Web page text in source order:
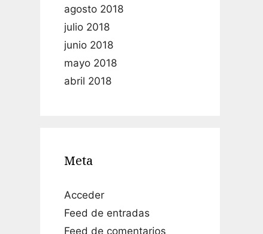
agosto 2018
julio 2018
junio 2018
mayo 2018
abril 2018
Meta
Acceder
Feed de entradas
Feed de comentarios